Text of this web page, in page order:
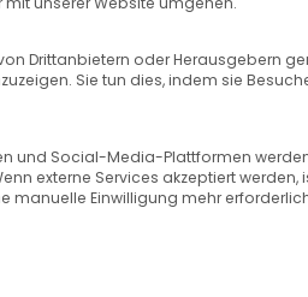
Drittanbietern oder Herausgebern
Sie tun dies, indem sie
und Social-Media-Plattformen
externe Services akzeptiert werden,
manuelle Einwilligung mehr